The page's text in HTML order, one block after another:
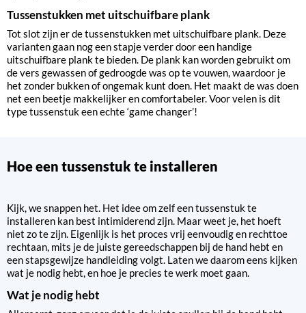
Tussenstukken met uitschuifbare plank
Tot slot zijn er de tussenstukken met uitschuifbare plank. Deze
varianten gaan nog een stapje verder door een handige
uitschuifbare plank te bieden. De plank kan worden gebruikt om
de vers gewassen of gedroogde was op te vouwen, waardoor je
het zonder bukken of ongemak kunt doen. Het maakt de was doen
net een beetje makkelijker en comfortabeler. Voor velen is dit
type tussenstuk een echte ‘game changer’!
Hoe een tussenstuk te installeren
Kijk, we snappen het. Het idee om zelf een tussenstuk te
installeren kan best intimiderend zijn. Maar weet je, het hoeft
niet zo te zijn. Eigenlijk is het proces vrij eenvoudig en rechttoe
rechtaan, mits je de juiste gereedschappen bij de hand hebt en
een stapsgewijze handleiding volgt. Laten we daarom eens kijken
wat je nodig hebt, en hoe je precies te werk moet gaan.
Wat je nodig hebt